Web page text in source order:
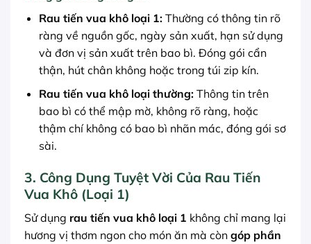
Rau tiến vua khô loại 1:Thường có thông tin rõ
ràng về nguồn gốc, ngày sản xuất, hạn sử dụng
và đơn vị sản xuất trên bao bì. Đóng gói cẩn
thận, hút chân không hoặc trong túi zip kín.
Rau tiến vua khô loại thường:Thông tin trên
bao bì có thể mập mờ, không rõ ràng, hoặc
thậm chí không có bao bì nhãn mác, đóng gói sơ
sài.
3. Công Dụng Tuyệt Vời Của Rau Tiến
Vua Khô (Loại 1)
Sử dụng rau tiến vua khô loại 1 không chỉ mang lại
hương vị thơm ngon cho món ăn mà còn góp phần